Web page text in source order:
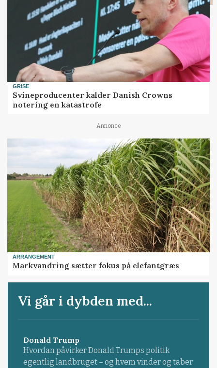
GRISE
Svineproducenter kalder Danish Crowns
notering en katastrofe
Annonce
ARRANGEMENT
Markvandring sætter fokus på elefantgræs
Vi går i dybden med...
Donald Trump
Hvordan påvirker Donald Trumps politik
egentlig landbruget – og hvem vinder og taber